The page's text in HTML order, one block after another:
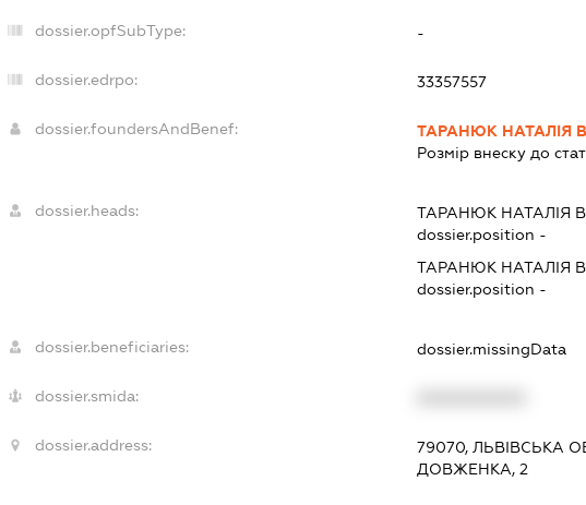
dossier.opfSubType: -
dossier.edrpo: 33357557
dossier.foundersAndBenef:
ТАРАНЮК НАТАЛІЯ
Розмір внеску до
dossier.heads: ТАРАНЮК НАТАЛІЯ
dossier.position -
ТАРАНЮК НАТАЛІЯ
dossier.position -
dossier.beneficiaries: dossier.missingData
dossier.smida:
dossier.address:
79070, ЛЬВІВСЬКА
ДОВЖЕНКА, 2